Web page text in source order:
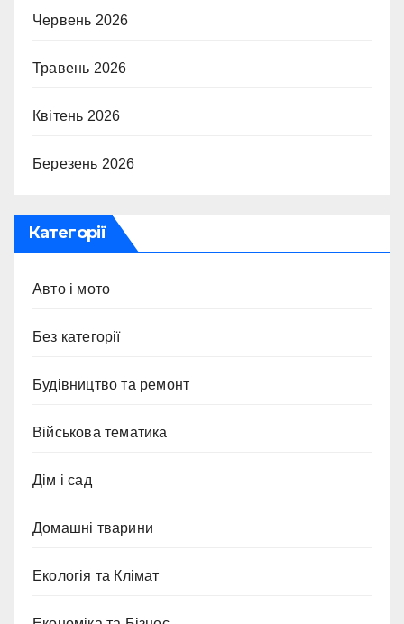
Червень 2026
Травень 2026
Квітень 2026
Березень 2026
Категорії
Авто і мото
Без категорії
Будівництво та ремонт
Військова тематика
Дім і сад
Домашні тварини
Екологія та Клімат